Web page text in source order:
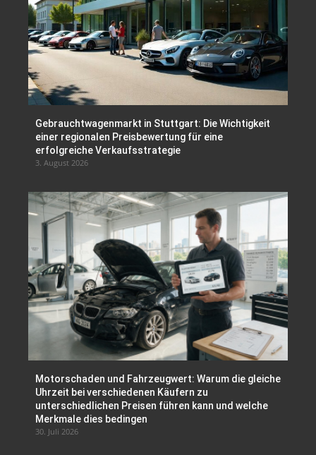
Gebrauchtwagenmarkt in Stuttgart: Die Wichtigkeit
einer regionalen Preisbewertung für eine
erfolgreiche Verkaufsstrategie
3. August 2026
Motorschaden und Fahrzeugwert: Warum die gleiche
Uhrzeit bei verschiedenen Käufern zu
unterschiedlichen Preisen führen kann und welche
Merkmale dies bedingen
30. Juli 2026